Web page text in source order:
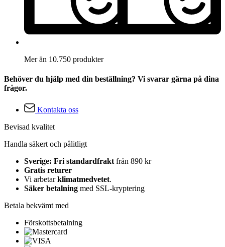
Mer än 10.750 produkter
Behöver du hjälp med din beställning? Vi svarar gärna på dina
frågor.
Kontakta oss
Bevisad kvalitet
Handla säkert och pålitligt
Sverige: Fri standardfraktfrån 890 kr
Gratis returer
Vi arbetarklimatmedvetet.
Säker betalning med SSL-kryptering
Betala bekvämt med
Förskottsbetalning